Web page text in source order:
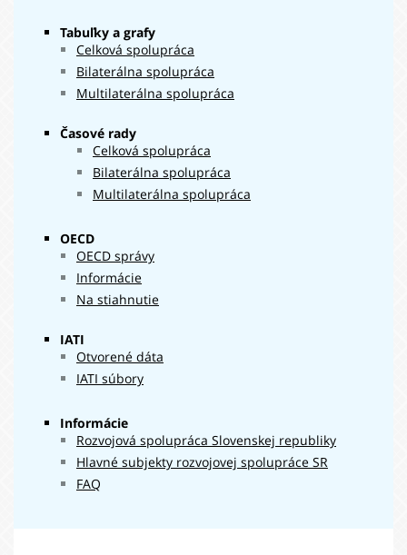
202033 379
556 €
2021
30 818
485 €
38 757
35 223
034 €
23 546
120 €
Tabuľky a grafy
Celková spolupráca
Bilaterálna spolupráca
Multilaterálna spolupráca
Časové rady
Celková spolupráca
Bilaterálna spolupráca
Multilaterálna spolupráca
OECD
OECD správy
Informácie
Na stiahnutie
IATI
Otvorené dáta
IATI súbory
Informácie
Rozvojová spolupráca Slovenskej republiky
Hlavné subjekty rozvojovej spolupráce SR
FAQ